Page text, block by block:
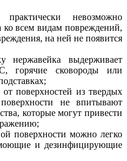
невозможно
ко всем видам повреждений,
на ней не появится
нержавейка выдерживает
горячие сковороды или
поверхностей из твердых
не впитывают
которые могут привести
поверхности можно легко
и дезинфицирующие